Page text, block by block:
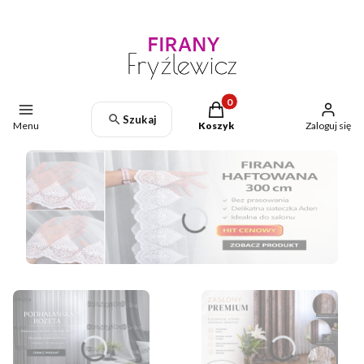
Menu Szukaj
Produkty w koszyku: 0.
Koszyk Zaloguj się